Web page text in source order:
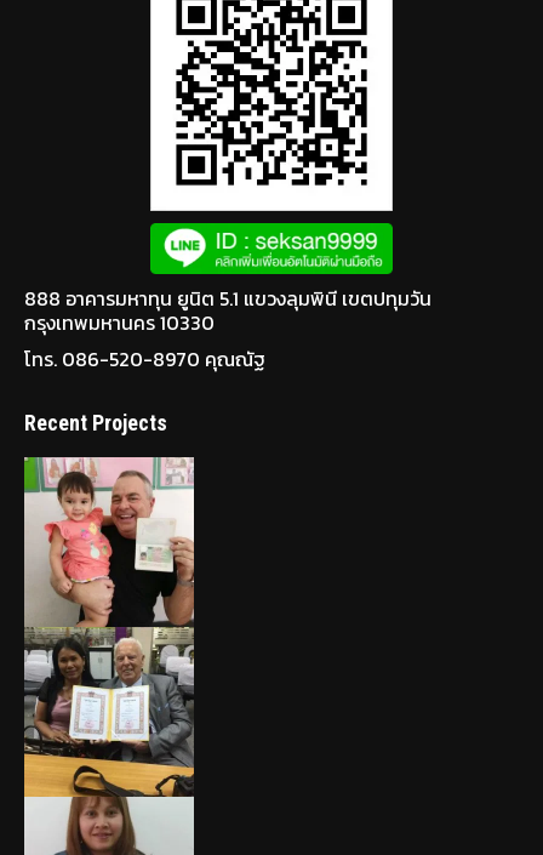
888 อาคารมหาทุน ยูนิต 5.1 แขวงลุมพินี เขตปทุมวัน
กรุงเทพมหานคร 10330
โทร. 086-520-8970 คุณณัฐ
Recent Projects